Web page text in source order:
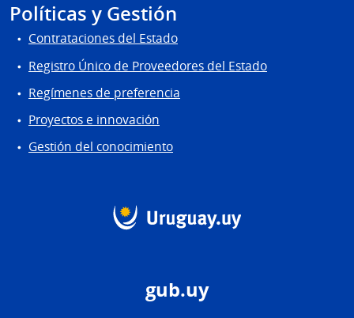
Políticas y Gestión
Contrataciones del Estado
Registro Único de Proveedores del Estado
Regímenes de preferencia
Proyectos e innovación
Gestión del conocimiento
gub.uy